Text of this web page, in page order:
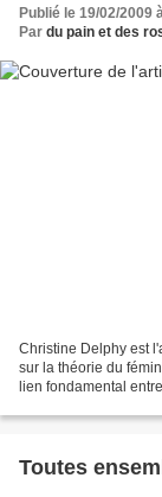
Publié le 19/02/2009
Par du pain et des
Christine Delphy est
sur la théorie du
lien fondamental
Toutes